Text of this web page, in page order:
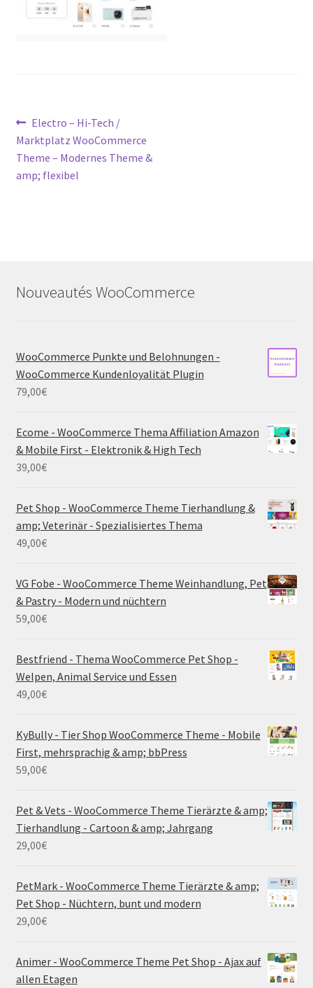
Post
navigation
Previous
post:
Electro – Hi-Tech /
Marktplatz WooCommerce
Theme – Modernes Theme &
amp; flexibel
Nouveautés WooCommerce
WooCommerce Punkte und Belohnungen -
WooCommerce Kundenloyalität Plugin
79,00€
Ecome - WooCommerce Thema Affiliation Amazon
& Mobile First - Elektronik & High Tech
39,00€
Pet Shop - WooCommerce Theme Tierhandlung &
amp; Veterinär - Spezialisiertes Thema
49,00€
VG Fobe - WooCommerce Theme Weinhandlung, Pet
& Pastry - Modern und nüchtern
59,00€
Bestfriend - Thema WooCommerce Pet Shop -
Welpen, Animal Service und Essen
49,00€
KyBully - Tier Shop WooCommerce Theme - Mobile
First, mehrsprachig & amp; bbPress
59,00€
Pet & Vets - WooCommerce Theme Tierärzte & amp;
Tierhandlung - Cartoon & amp; Jahrgang
29,00€
PetMark - WooCommerce Theme Tierärzte & amp;
Pet Shop - Nüchtern, bunt und modern
29,00€
Animer - WooCommerce Theme Pet Shop - Ajax auf
allen Etagen